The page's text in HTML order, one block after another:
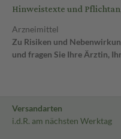
Hinweistexte und
Arzneimittel
Zu Risiken und
und fragen Sie Ihre Ärztin,
Versandarten
i.d.R. am nächsten Werktag